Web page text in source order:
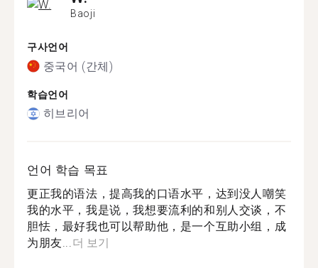
Baoji
구사언어
중국어 (간체)
학습언어
히브리어
언어 학습 목표
更正我的语法，提高我的口语水平，达到没人嘲笑
我的水平，我是说，我想要流利的和别人交谈，不
胆怯，最好我也可以帮助他，是一个互助小组，成
为朋友...더 보기